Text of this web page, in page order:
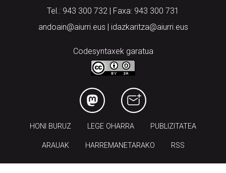
Tel.: 943 300 732 | Faxa: 943 300 731
andoain@aiurri.eus | idazkaritza@aiurri.eus
Codesyntaxek garatua
HONI BURUZ LEGE OHARRA PUBLIZITATEA
ARAUAK HARREMANETARAKO RSS